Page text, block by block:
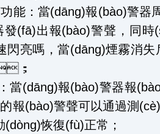
能：當(dāng)報(bào)警器
發(fā)出報(bào)警聲，同
閃亮嗎，當(dāng)煙霧消失
；
：當(dāng)報(bào)警器報
報(bào)警聲可以通過測
恢復(fù)正常；